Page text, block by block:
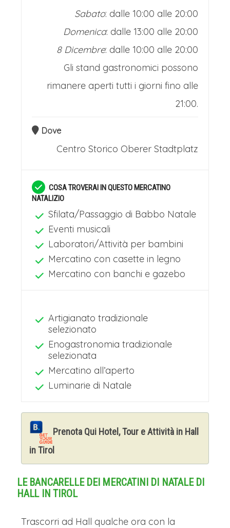
Sabato: dalle 10:00 alle 20:00
Domenica: dalle 13:00 alle 20:00
8 Dicembre: dalle 10:00 alle 20:00
Gli stand gastronomici possono
rimanere aperti tutti i giorni fino alle
21:00.
Dove
Centro Storico Oberer Stadtplatz
COSA TROVERAI IN QUESTO MERCATINO
NATALIZIO
Sfilata/Passaggio di Babbo Natale
Eventi musicali
Laboratori/Attività per bambini
Mercatino con casette in legno
Mercatino con banchi e gazebo
Artigianato tradizionale
selezionato
Enogastronomia tradizionale
selezionata
Mercatino all’aperto
Luminarie di Natale
Prenota Qui Hotel, Tour e Attività in Hall
in Tirol
LE BANCARELLE DEI MERCATINI DI NATALE DI
HALL IN TIROL
Trascorri ad Hall qualche ora con la